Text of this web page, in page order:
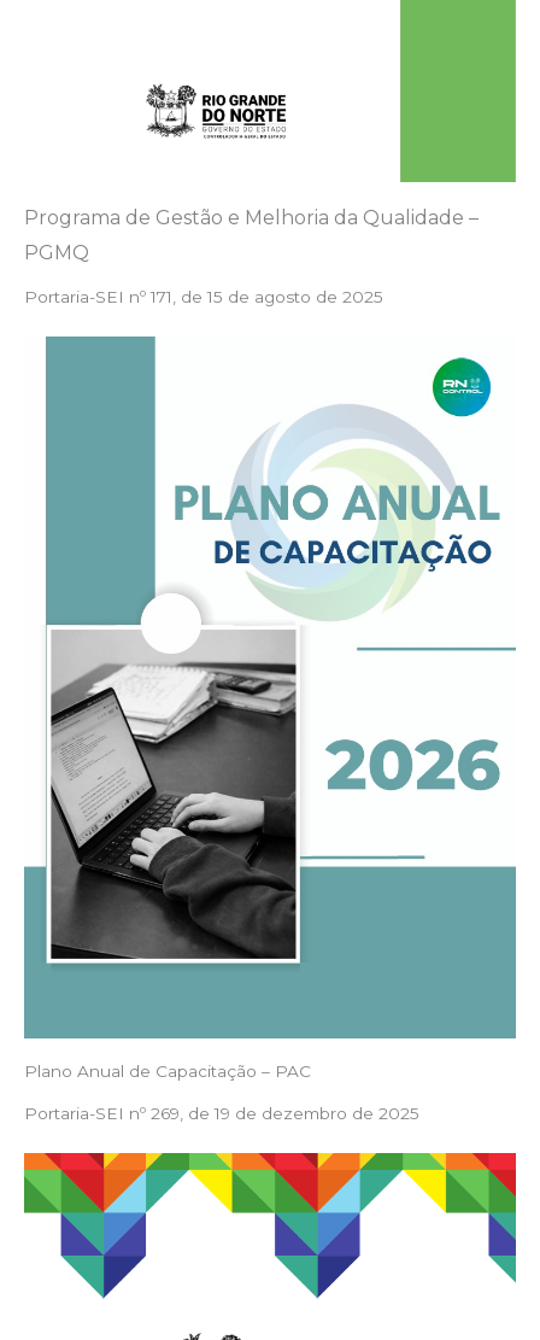
Programa de Gestão e Melhoria da Qualidade –
PGMQ
Portaria-SEI nº 171, de 15 de agosto de 2025
Plano Anual de Capacitação – PAC
Portaria-SEI nº 269, de 19 de dezembro de 2025